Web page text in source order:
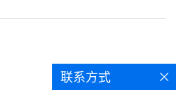
联系方式